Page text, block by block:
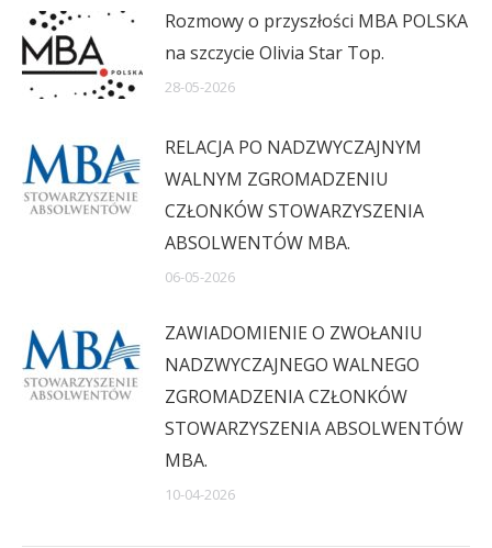
Rozmowy o przyszłości MBA POLSKA
na szczycie Olivia Star Top.
28-05-2026
RELACJA PO NADZWYCZAJNYM
WALNYM ZGROMADZENIU
CZŁONKÓW STOWARZYSZENIA
ABSOLWENTÓW MBA.
06-05-2026
ZAWIADOMIENIE O ZWOŁANIU
NADZWYCZAJNEGO WALNEGO
ZGROMADZENIA CZŁONKÓW
STOWARZYSZENIA ABSOLWENTÓW
MBA.
10-04-2026